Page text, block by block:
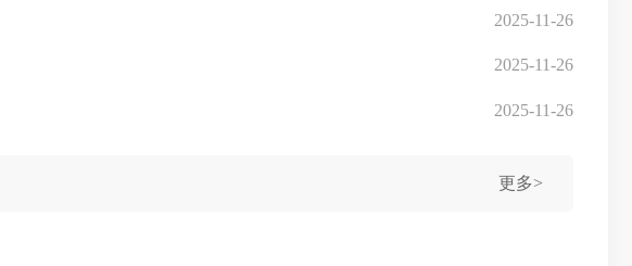
2025-11-26
2025-11-26
2025-11-26
更多>